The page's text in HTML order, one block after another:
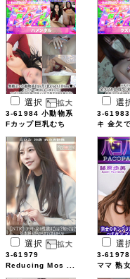
選択
3-61984 小動物系
Fカップ巨乳むち
選
3-
キ 金欠
選択
3-61979
Reducing Mos ...
選
3-61978
ママ 熟